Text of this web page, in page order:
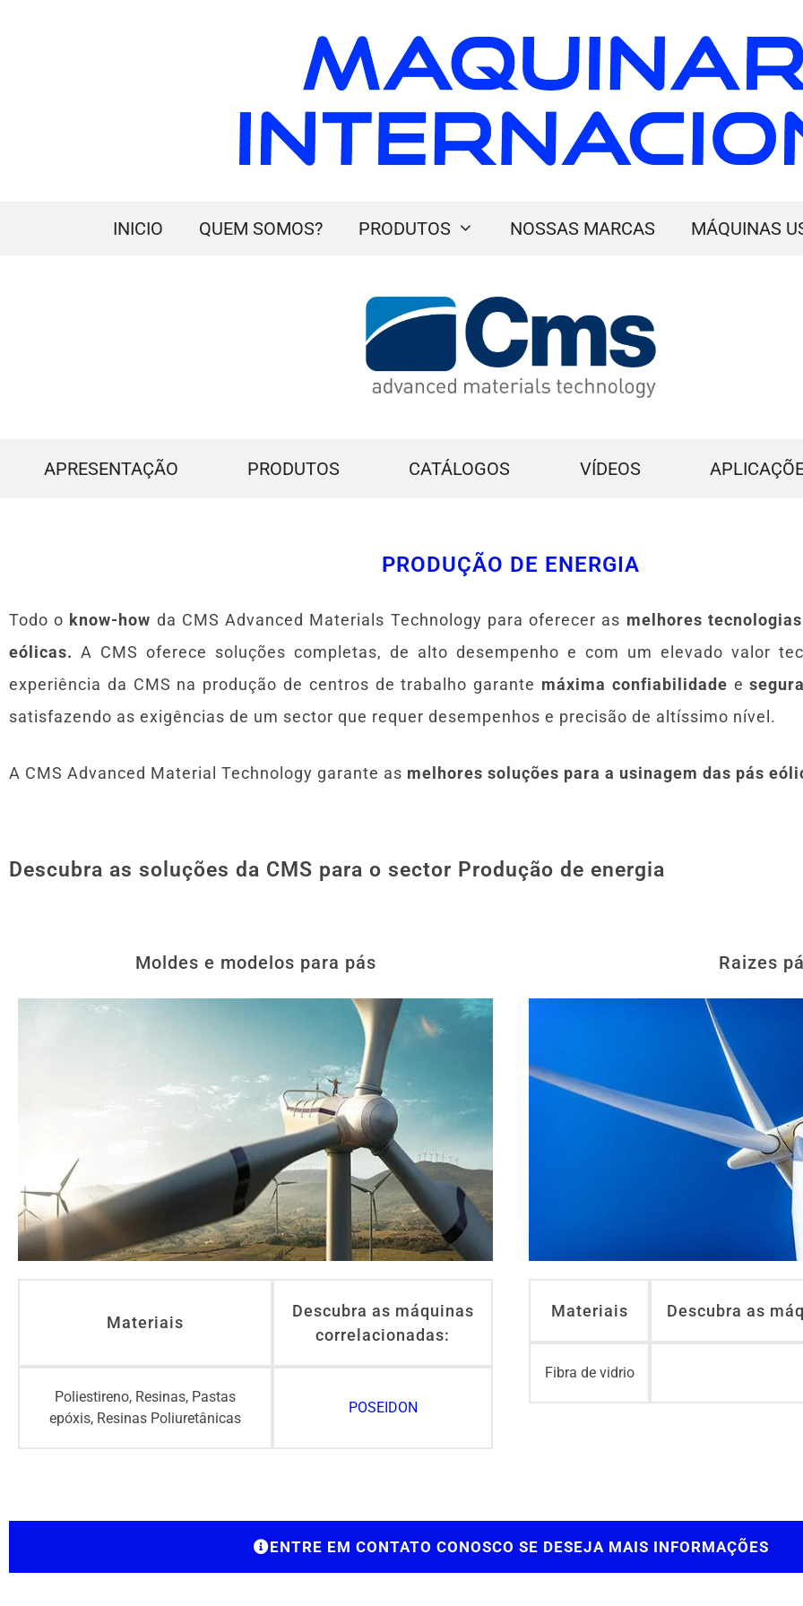
INICIO QUEM SOMOS? PRODUTOS NOSSAS MARCAS MÁQUINAS
APRESENTAÇÃO PRODUTOS CATÁLOGOS VÍDEOS
PRODUÇÃO DE ENERGIA
Todo o know-how da CMS Advanced Materials Technology para oferecer as melhores
eólicas. A CMS oferece soluções completas, de alto desempenho e com um elevado valor
experiência da CMS na produção de centros de trabalho garante máxima confiabilidade e
satisfazendo as exigências de um sector que requer desempenhos e precisão de altíssimo nível.
A CMS Advanced Material Technology garante as melhores soluções para a usinagem das pás
Descubra as soluções da CMS para o sector Produção de energia
Moldes e modelos para pás
Materiais
Descubra as máquinas
correlacionadas:
Poliestireno, Resinas, Pastas
epóxis, Resinas Poliuretânicas
POSEIDON
Raizes
Materiais Descubra as
Fibra de vidrio
ENTRE EM CONTATO CONOSCO SE DESEJA MAIS INFORMAÇÕES